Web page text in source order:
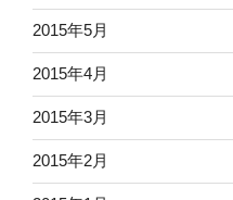
2015年5月
2015年4月
2015年3月
2015年2月